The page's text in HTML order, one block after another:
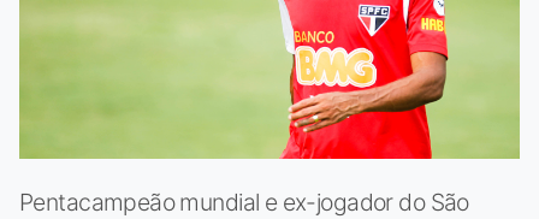
Pentacampeão mundial e ex-jogador do São